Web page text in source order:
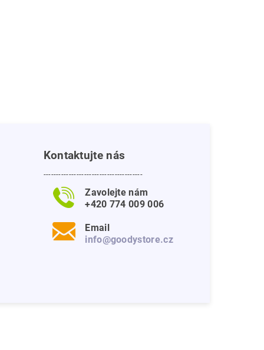
Kontaktujte nás
---------------------------------------
Zavolejte nám
+420 774 009 006
Email
info@goodystore.cz